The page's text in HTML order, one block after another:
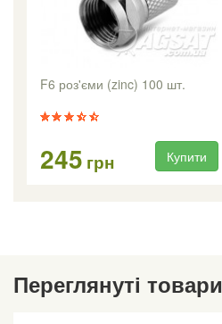
F6 роз'єми (zinc) 100 шт.
245 грн Купити
Переглянуті товари